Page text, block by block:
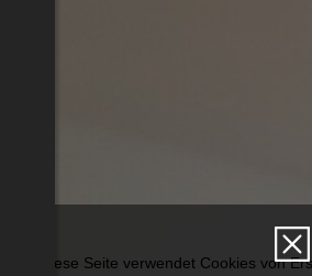
Diese Seite verwendet Cookies von